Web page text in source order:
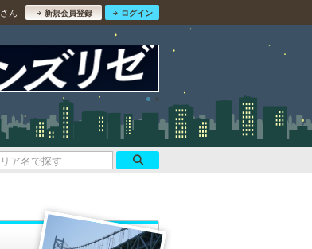
さん 新規会員登録 ログイン